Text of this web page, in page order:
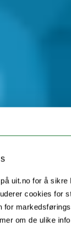
uit.no for å sikre
cookies for
for
om de ulike